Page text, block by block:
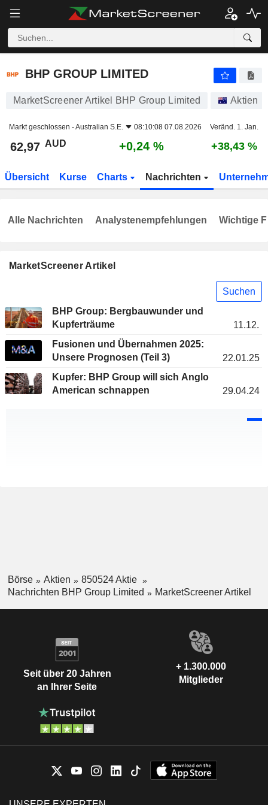
BHP GROUP LIMITED
BHP GROUP LIMITED
MarketScreener Artikel BHP Group Limited Aktien
Markt geschlossen -Australian S.E. 08:10:08 07.08.2026 Veränd. 1. Jan.
62,97 AUD +0,24 % +38,43 %
Übersicht Kurse Charts Nachrichten
MarketScreener Artikel
Suchen
BHP Group: Bergbauwunder und
Kupferträume
11.12.
Fusionen und Übernahmen 2025:
Unsere Prognosen (Teil 3)
22.01.25
Kupfer: BHP Group will sich Anglo
American schnappen
29.04.24
Alle Nachrichten Analystenempfehlungen Wichtige
Börse Aktien
850524 Aktie
Nachrichten BHP Group Limited
MarketScreener Artikel
Seit über 20 Jahren
an Ihrer Seite
+ 1.300.000
Mitglieder